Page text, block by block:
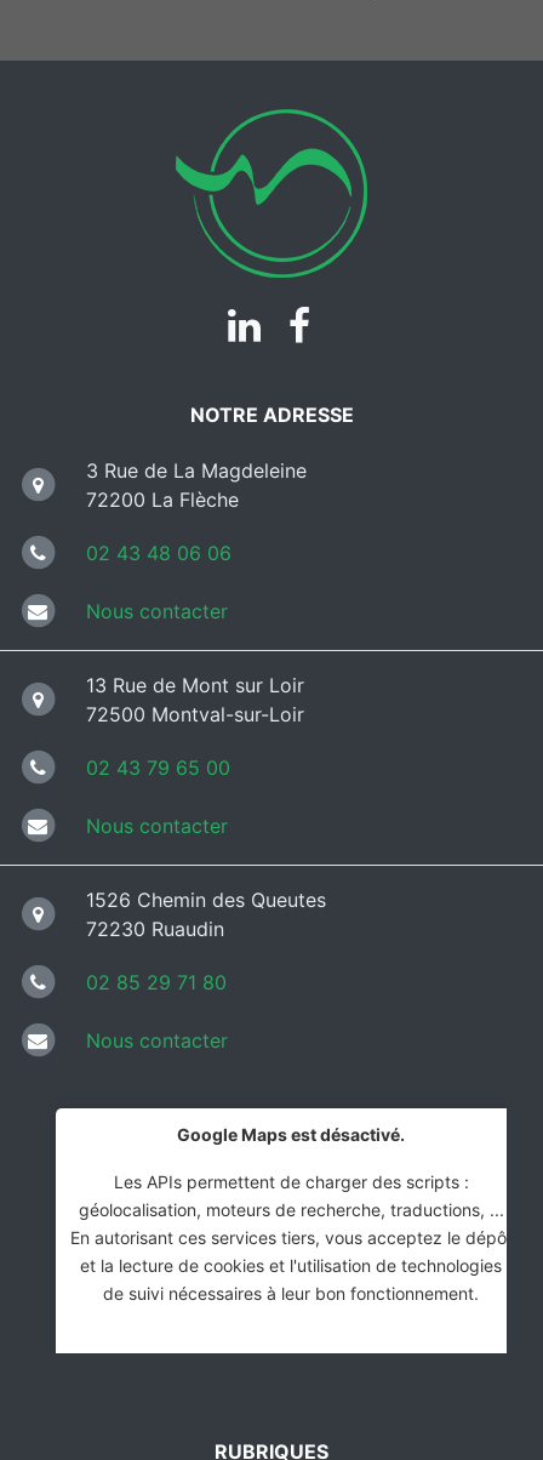
NOTRE ADRESSE
3 Rue de La Magdeleine
72200 La Flèche
02 43 48 06 06
Nous contacter
13 Rue de Mont sur Loir
72500 Montval-sur-Loir
02 43 79 65 00
Nous contacter
1526 Chemin des Queutes
72230 Ruaudin
02 85 29 71 80
Nous contacter
Google Maps est désactivé.
Les APIs permettent de charger des scripts :
géolocalisation, moteurs de recherche, traductions, ...
En autorisant ces services tiers, vous acceptez le dépôt
et la lecture de cookies et l'utilisation de technologies
de suivi nécessaires à leur bon fonctionnement.
RUBRIQUES